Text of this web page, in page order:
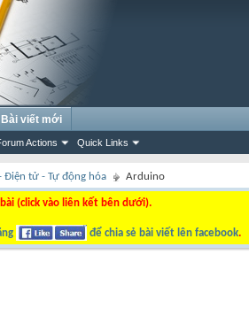
Actions Quick Links
Bài viết mới
Điện tử - Tự động hóa Arduino
(click vào liên kết bên dưới).
để chia sẻ bài viết lên facebook.